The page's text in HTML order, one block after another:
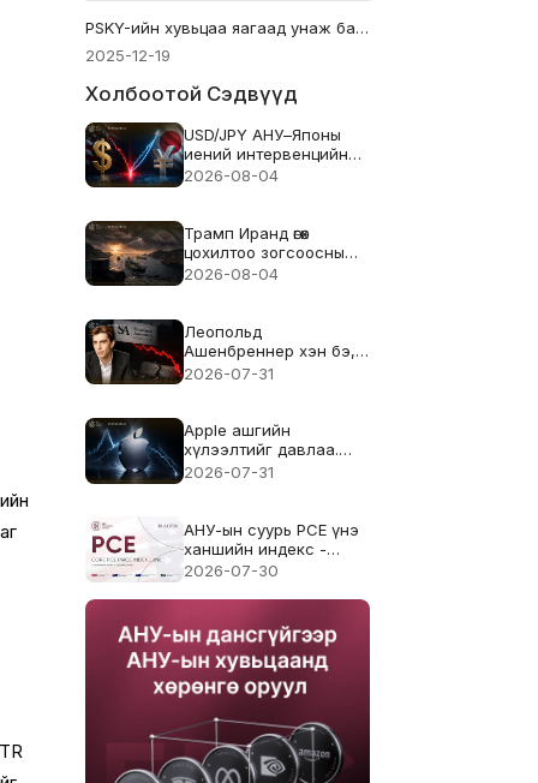
PSKY-ийн хувьцаа яагаад унаж байна вэ? Уналтын шалтгаанууд
2025-12-19
Холбоотой Сэдвүүд
USD/JPY АНУ–Японы
иений интервенцийн
дараа сэргэжээ. Энэ
2026-08-04
Трамп Иранд өгөх
цохилтоо зогсоосны
дараа WTI 5%-иар
трэнд үргэлжилж
чадах уу?
2026-08-04
Леопольд
Ашенбреннер хэн бэ,
түүний AI хедж фонд
2026-07-31
Apple ашгийн
хүлээлтийг давлаа.
iPhone-ийн өсөлт 22%-д
бэ?
2026-07-31
АНУ-ын суурь PCE үнэ
ханшийн индекс -
2026 оны зургадугаар
Таамаг: 3.3%
2026-07-30